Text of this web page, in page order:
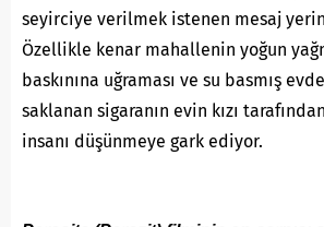
seyirciye verilmek istenen mesaj
Özellikle kenar mahallenin yoğun
baskınına uğraması ve su basmış
saklanan sigaranın evin kızı
insanı düşünmeye gark ediyor.